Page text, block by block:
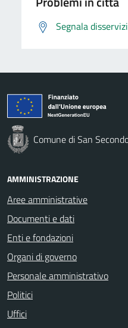
Segnala
Comune di San
AMMINISTRAZIONE
Aree amministrative
Documenti e dati
Enti e fondazioni
Organi di governo
Personale amministrativo
Politici
Uffici